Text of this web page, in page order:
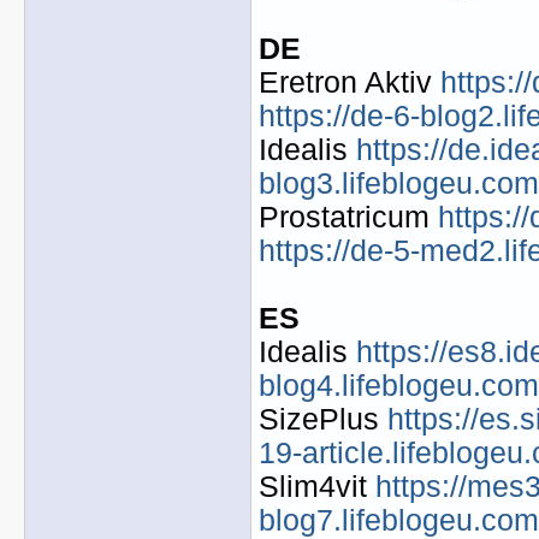
DE
Eretron Aktiv
https://de-6-
Idealis https://
Prostatricum
https://de-5-
ES
Idealis https://
SizePlus https://
19-
Slim4vit https://